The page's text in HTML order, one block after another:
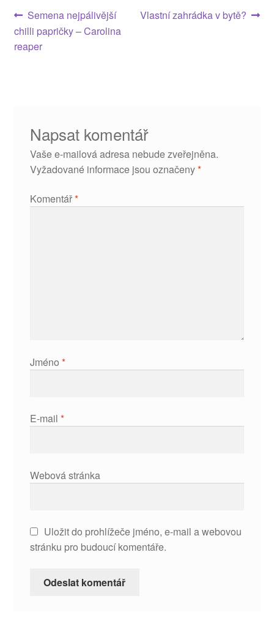
Navigace
pro
Předchozí
příspěvek:
Semena nejpálivější
chilli papričky – Carolina
reaper
Následující
Vlastní zahrádka v bytě?
Napsat komentář
Vaše e-mailová adresa nebude zveřejněna.
Vyžadované informace jsou označeny*
Komentář*
Jméno *
E-mail *
Webová stránka
Uložit do prohlížeče jméno, e-mail a webovou
stránku pro budoucí komentáře.